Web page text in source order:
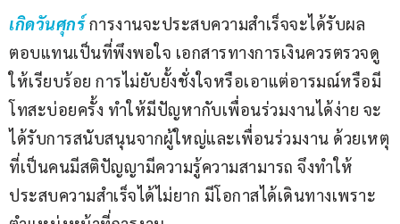
เกิดวันศุกร์ การงานจะประสบความสำเร็จจะได้รับผล
ตอบแทนเป็นที่พึงพอใจ เอกสารทางการเงินควรตรวจดู
ให้เรียบร้อย การไม่ยับยั้งชั่งใจหรือเอาแต่อารมณ์หรือมี
โทสะบ่อยครั้ง ทำให้มีปัญหากับเพื่อนร่วมงานได้ง่าย จะ
ได้รับการสนับสนุนจากผู้ใหญ่และเพื่อนร่วมงาน ด้วยเหตุ
ที่เป็นคนมีสติปัญญามีความรู้ความสามารถ จึงทำให้
ประสบความสำเร็จได้ไม่ยาก มีโอกาสได้เดินทางเพราะ